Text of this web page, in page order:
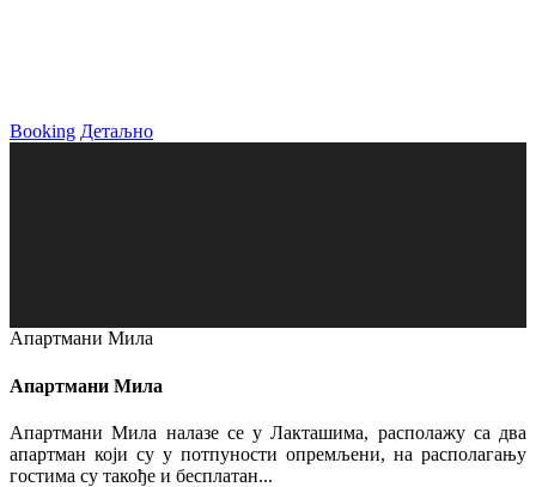
Booking Детаљно
Апартмани Мила
Апартмани Мила
Апартмани Мила налазе се у Лакташима, располажу са два
апартман који су у потпуности опремљени, на располагању
гостима су такође и бесплатан...